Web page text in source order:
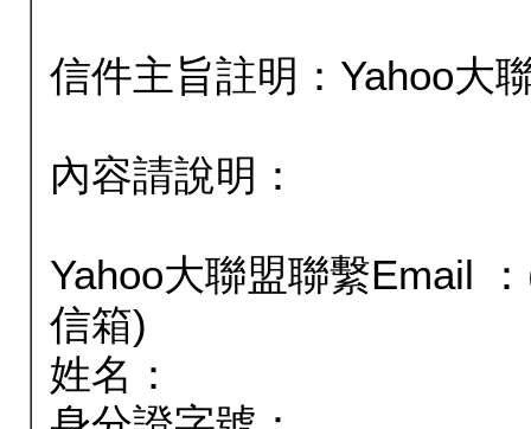
信件主旨註明：Yahoo大
內容請說明：
Yahoo大聯盟聯繫Email
信箱)
姓名：